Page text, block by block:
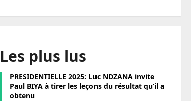
Les plus lus
PRESIDENTIELLE 2025: Luc NDZANA invite
Paul BIYA à tirer les leçons du résultat qu’il a
obtenu